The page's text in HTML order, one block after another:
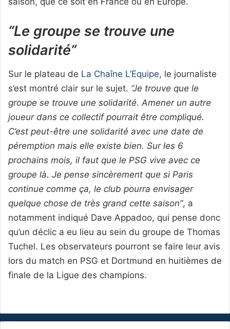
“Le groupe se trouve une
solidarité”
Sur le plateau de La Chaîne L’Equipe, le journaliste
s’est montré clair sur le sujet. “Je trouve que le
groupe se trouve une solidarité. Amener un autre
joueur dans ce collectif pourrait être compliqué.
C’est peut-être une solidarité avec une date de
péremption mais elle existe bien. Sur les 6
prochains mois, il faut que le PSG vive avec ce
groupe là. Je pense sincèrement que si Paris
continue comme ça, le club pourra envisager
quelque chose de très grand cette saison”, a
notamment indiqué Dave Appadoo, qui pense donc
qu’un déclic a eu lieu au sein du groupe de Thomas
Tuchel. Les observateurs pourront se faire leur avis
lors du match en PSG et Dortmund en huitièmes de
finale de la Ligue des champions.